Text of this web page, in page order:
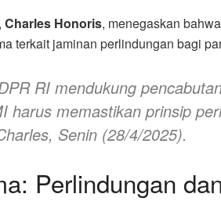
Charles Honoris, menegaskan
terkait jaminan perlindungan bagi
RI mendukung
harus memastikan prinsip
Senin (28/4/2025).
Perlindungan